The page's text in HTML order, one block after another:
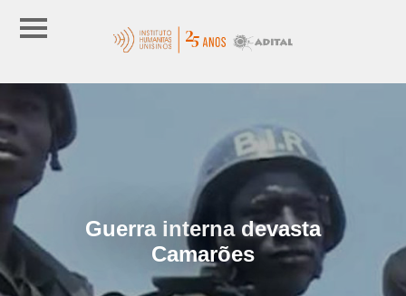
Guerra interna devasta
Camarões